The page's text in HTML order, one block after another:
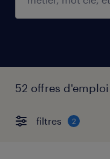
52 offres
filtres 2